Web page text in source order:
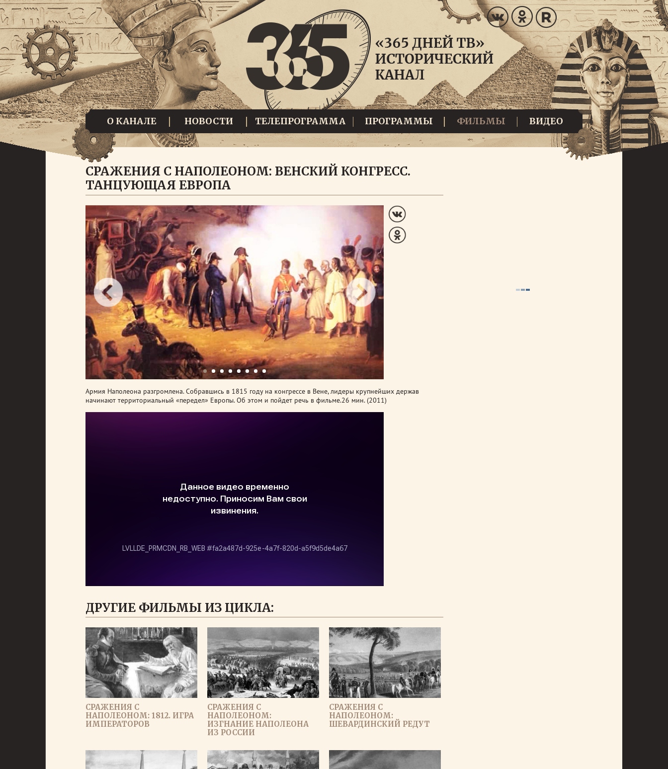
О КАНАЛЕ НОВОСТИ ТЕЛЕПРОГРАММА ПРОГРАММЫ ФИЛЬМЫ ВИДЕО
СРАЖЕНИЯ С НАПОЛЕОНОМ: ВЕНСКИЙ КОНГРЕСС.
ТАНЦУЮЩАЯ ЕВРОПА
Армия Наполеона разгромлена. Собравшись в 1815 году на конгрессе в Вене, лидеры крупнейших держав
начинают территориальный «передел» Европы. Об этом и пойдет речь в фильме.26 мин. (2011)
ДРУГИЕ ФИЛЬМЫ ИЗ ЦИКЛА:
СРАЖЕНИЯ С
НАПОЛЕОНОМ: 1812. ИГРА
ИМПЕРАТОРОВ
СРАЖЕНИЯ С
НАПОЛЕОНОМ:
ИЗГНАНИЕ НАПОЛЕОНА
ИЗ РОССИИ
СРАЖЕНИЯ С
НАПОЛЕОНОМ:
ШЕВАРДИНСКИЙ РЕДУТ